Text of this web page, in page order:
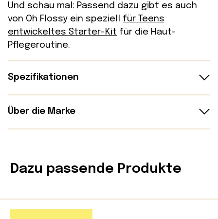
Und schau mal: Passend dazu gibt es auch
von Oh Flossy ein speziell für Teens
entwickeltes Starter-Kit für die Haut-
Pflegeroutine.
Spezifikationen
Spendet intensiv Feuchtigkeit
Reich an Antioxidantien aus Erdbeer- und
Blaubeerextrakten
Über die Marke
Vanessa Neyman – selbst Mutter eines
zu 100 % natürlich, vegan, tierversuchsfrei
und speziell für zarte Kinderhaut entwickelt.
Dazu passende Produkte